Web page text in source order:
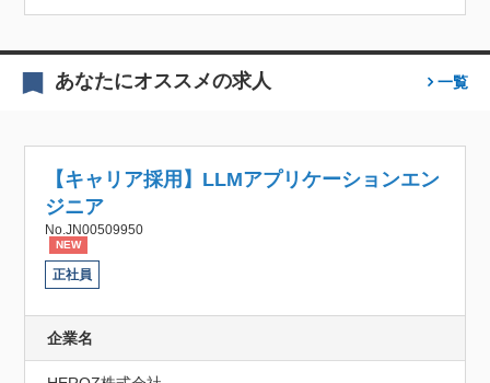
あなたにオススメの求人 一覧
【キャリア採用】LLMアプリケーションエン
ジニア
No.JN00509950
NEW
正社員
企業名